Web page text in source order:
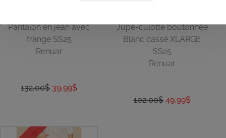
Pantalon en jean avec
frange SS25
Renuar
132,00$ 39,99$
Jupe-culotte boutonnée
Blanc cassé XLARGE
SS25
Renuar
102,00$ 49,99$